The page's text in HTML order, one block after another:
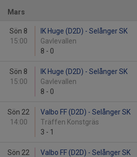
Mars
Sön 8
15:00
IK Huge (D2D) - Selånger SK
Gavlevallen
8 - 0
Sön 8
15:00
IK Huge (D2D) - Selånger SK
Gavlevallen
8 - 0
Sön 22
14:00
Valbo FF (D2D) - Selånger SK
Träffen Konstgräs
3 - 1
Sön 22
Valbo FF (D2D) - Selånger SK